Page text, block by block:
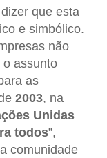
que esta
e simbólico.
não
o assunto
as
2003, na
Unidas
todos”,
comunidade